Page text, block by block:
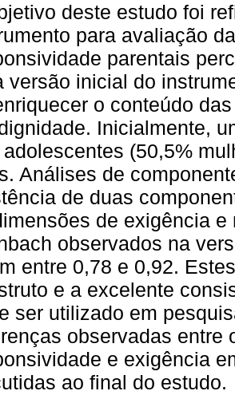
deste estudo foi
para avaliação
parentais
versão inicial do
o conteúdo
Inicialmente,
adolescentes (50,5%
Análises de
de duas
de exigência
observados na
entre 0,78 e 0,92.
e a excelente
ser utilizado em
observadas entre
e exigência
ao final do estudo.